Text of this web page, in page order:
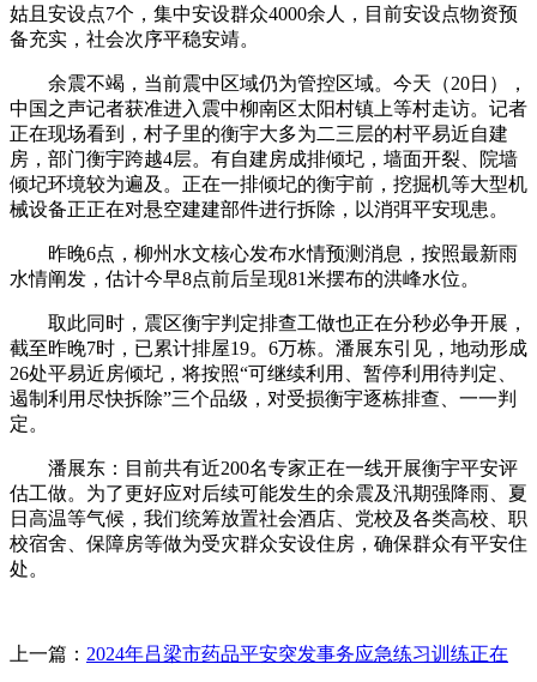
姑且安设点7个，集中安设群众4000余人，目前安设点物资预
备充实，社会次序平稳安靖。
余震不竭，当前震中区域仍为管控区域。今天（20日），
中国之声记者获准进入震中柳南区太阳村镇上等村走访。记者
正在现场看到，村子里的衡宇大多为二三层的村平易近自建
房，部门衡宇跨越4层。有自建房成排倾圮，墙面开裂、院墙
倾圮环境较为遍及。正在一排倾圮的衡宇前，挖掘机等大型机
械设备正正在对悬空建建部件进行拆除，以消弭平安现患。
昨晚6点，柳州水文核心发布水情预测消息，按照最新雨
水情阐发，估计今早8点前后呈现81米摆布的洪峰水位。
取此同时，震区衡宇判定排查工做也正在分秒必争开展，
截至昨晚7时，已累计排屋19。6万栋。潘展东引见，地动形成
26处平易近房倾圮，将按照“可继续利用、暂停利用待判定、
遏制利用尽快拆除”三个品级，对受损衡宇逐栋排查、一一判
定。
潘展东：目前共有近200名专家正在一线开展衡宇平安评
估工做。为了更好应对后续可能发生的余震及汛期强降雨、夏
日高温等气候，我们统筹放置社会酒店、党校及各类高校、职
校宿舍、保障房等做为受灾群众安设住房，确保群众有平安住
处。
上一篇： 2024年吕梁市药品平安突发事务应急练习训练正在